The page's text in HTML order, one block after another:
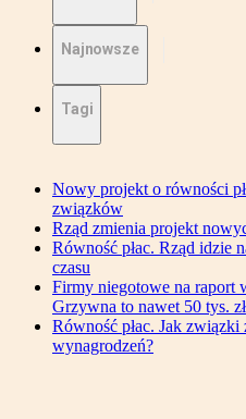
Najnowsze
Tagi
Nowy projekt o równości
związków
Rząd zmienia projekt
Równość płac. Rząd idzie
czasu
Firmy niegotowe na raport
Grzywna to nawet 50 tys. zł
Równość płac. Jak
wynagrodzeń?